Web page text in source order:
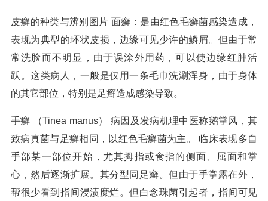
皮癣的种类与辨别图片 面癣：是由红色毛癣菌感染造成，
表现为典型的环状皮损，边缘可见少许的鳞屑。但由于常
常洗脸而不明显，由于误涂外用药，可以使边缘红肿活
跃。这类病人，一般是仅用一条毛巾洗涮浑身，由于身体
的其它部位，特别是足癣造成感染导致。
手癣 （Tinea manus） 病因及发病机理中医称鹅掌风，其
致病真菌与足癣相同，以红色毛癣菌为主。 临床表现多自
手部某一部位开始，尤其拇指或食指的侧面、屈面和掌
心，然后逐渐扩展。其分型同足癣。但由于手掌露在外，
帮很少看到指间浸渍糜烂。但白念珠菌引起者，指间可见